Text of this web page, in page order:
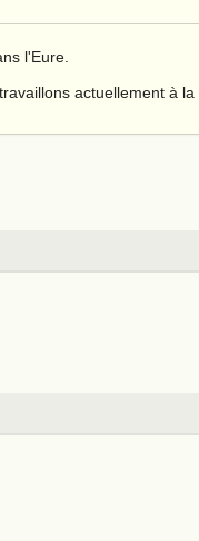
l'Eure.
actuellement à